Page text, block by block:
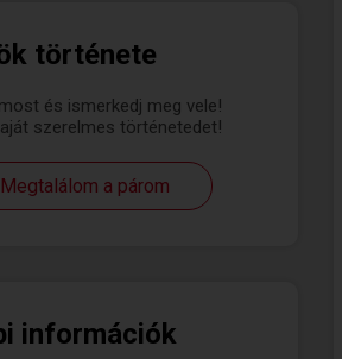
története
és ismerkedj meg vele!
szerelmes történetedet!
Megtalálom a párom
információk